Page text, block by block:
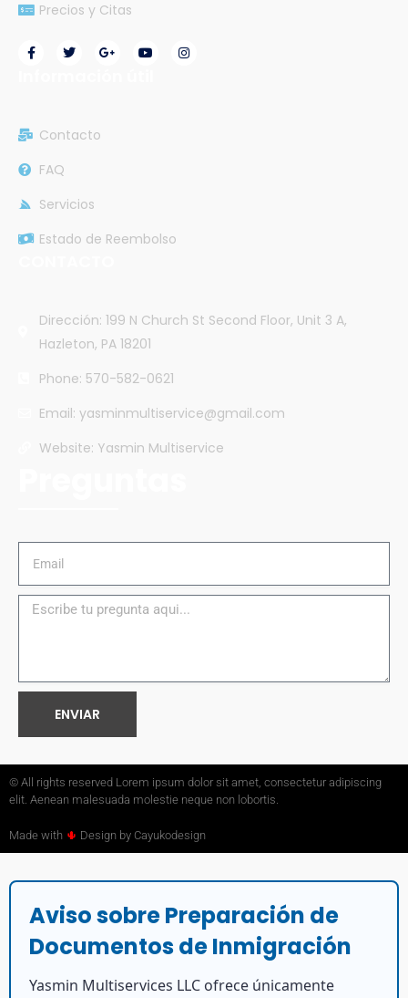
Precios y Citas
Contacto
FAQ
Servicios
Estado de Reembolso
Dirección: 199 N Church St Second Floor, Unit 3 A,
Hazleton, PA 18201
Phone: 570-582-0621
Email: yasminmultiservice@gmail.com
Website: Yasmin Multiservice
ENVIAR
© All rights reserved Lorem ipsum dolor sit amet, consectetur adipiscing
elit. Aenean malesuada molestie neque non lobortis.
Made with 🌵 Design by Cayukodesign
Aviso sobre Preparación de
Documentos de Inmigración
Yasmin Multiservices LLC ofrece únicamente